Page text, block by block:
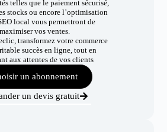
telles que le paiement sécurisé,
stocks ou encore l’optimisation
local vous permettront de
maximiser vos ventes.
transformez votre commerce
succès en ligne, tout en
aux attentes de vos clients
un abonnement
un devis gratuit